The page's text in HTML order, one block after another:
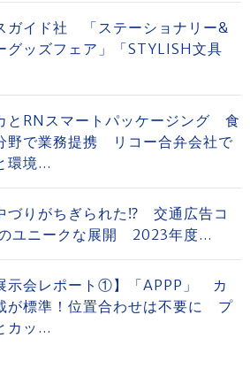
ガイド社 「ステーショナリー&
グッズフェア」「STYLISH文具
とRNスマートパッケージング 食
野で業務提携 リコー合弁会社で
環境...
づりがちぎられた⁉ 交通広告コ
ユニークな展開 2023年度...
示会レポート①】「APPP」 カ
が標準！位置合わせは不要に プ
カッ...